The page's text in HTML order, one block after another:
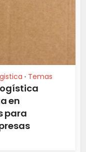
• Temas
en
para